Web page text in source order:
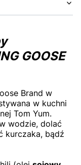
GOOSE
Brand w
w kuchni
Tom Yum.
wodzie, dolać
kurczaka, bądź